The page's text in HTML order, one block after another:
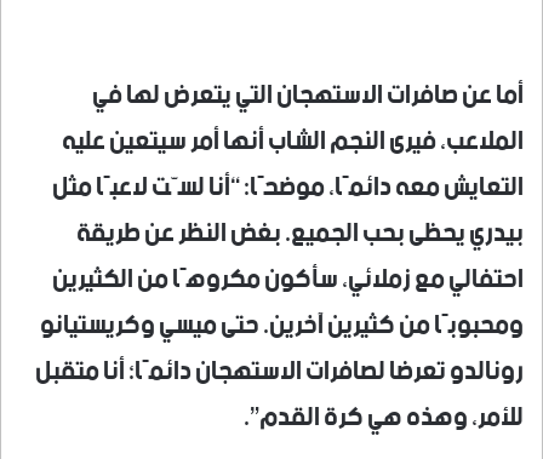
أما عن صافرات الاستهجان التي يتعرض لها في
الملاعب، فيرى النجم الشاب أنها أمر سيتعين عليه
التعايش معه دائمًا، موضحًا: “أنا لسّت لاعبًا مثل
بيدري يحظى بحب الجميع. بغض النظر عن طريقة
احتفالي مع زملائي، سأكون مكروهًا من الكثيرين
ومحبوبًا من كثيرين آخرين. حتى ميسي وكريستيانو
رونالدو تعرضا لصافرات الاستهجان دائمًا؛ أنا متقبل
للأمر، وهذه هي كرة القدم”.